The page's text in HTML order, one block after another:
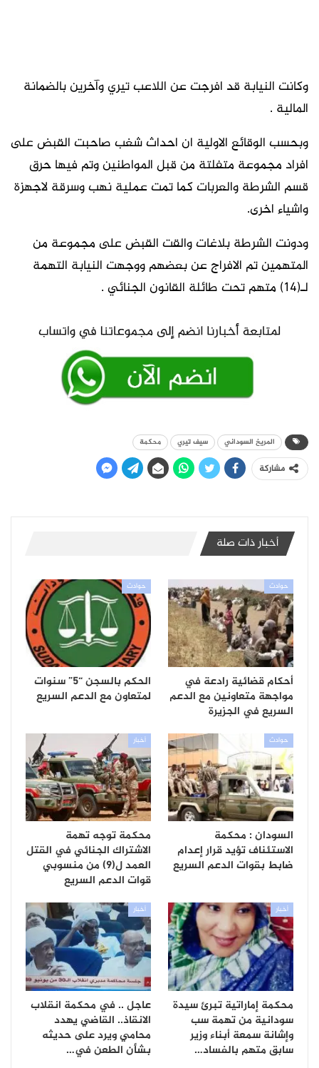
وكانت النيابة قد افرجت عن اللاعب تيري وآخرين بالضمانة
المالية .
وبحسب الوقائع الاولية ان احداث شغب صاحبت القبض على
افراد مجموعة متفلتة من قبل المواطنين وتم فيها حرق
قسم الشرطة والعربات كما تمت عملية نهب وسرقة لاجهزة
واشياء اخرى.
ودونت الشرطة بلاغات والقت القبض على مجموعة من
المتهمين تم الافراج عن بعضهم ووجهت النيابة التهمة
لـ(14) متهم تحت طائلة القانون الجنائي .
المريخ السوداني سيف تيري محكمة
مشاركة
أخبار ذات صلة
حوادث
أحكام قضائية رادعة في
مواجهة متعاونين مع الدعم
السريع في الجزيرة
حوادث
الحكم بالسجن “5” سنوات
لمتعاون مع الدعم السريع
حوادث
السودان : محكمة
الاستئناف تؤيد قرار إعدام
ضابط بقوات الدعم السريع
أخبار
محكمة توجه تهمة
الاشتراك الجنائي في القتل
العمد ل(9) من منسوبي
قوات الدعم السريع
أخبار
محكمة إماراتية تبرئ سيدة
سودانية من تهمة سب
وإشانة سمعة أبناء وزير
سابق متهم بالفساد…
أخبار
عاجل .. في محكمة انقلاب
الانقاذ.. القاضي يهدد
محامي ويرد على حديثه
بشأن الطعن في…